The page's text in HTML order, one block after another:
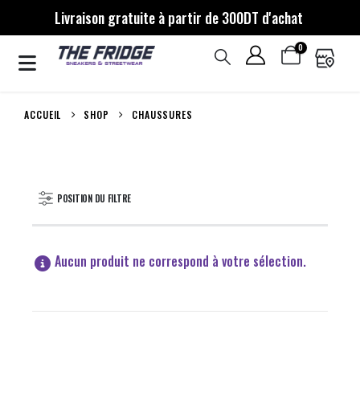
Livraison gratuite à partir de 300DT d'achat
0
ACCUEIL SHOP CHAUSSURES
POSITION DU FILTRE
Aucun produit ne correspond à votre sélection.